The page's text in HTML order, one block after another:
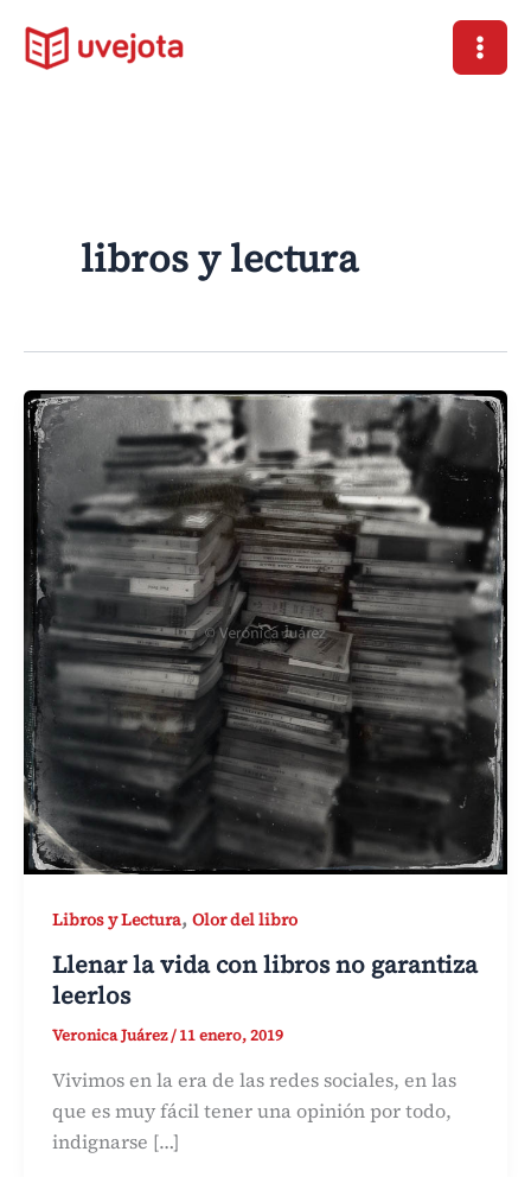
contenido
libros y lectura
Libros y Lectura, Olor del libro
Llenar la vida con libros no garantiza
leerlos
Veronica Juárez/11 enero, 2019
Vivimos en la era de las redes sociales, en las
que es muy fácil tener una opinión por todo,
indignarse […]